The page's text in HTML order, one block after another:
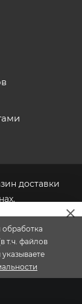
обработка
т.ч. файлов
доставки